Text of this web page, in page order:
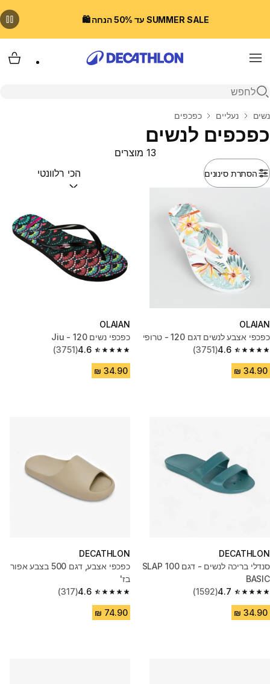
SUMMER SALE עד 50% הנחה 🛍️
Menu
פתיחת חיפוש
בית
נשים נעליים כפכפים
כפכפים לנשים
הסתרת סינונים
13 מוצרים
מיין לפי:(optional)
OLAIAN
כפכפי אצבע לנשים דגם 120 - טרופי
4.6
4.6 out of 5 stars from 3751 reviews
(3751)
OLAIAN
כפכפי נשים 120 - Jiu
4.6
4.6 out of 5 stars from 3751 reviews
(3751)
DECATHLON
סנדלי בריכה לנשים - דגם SLAP 100
BASIC
4.7
4.7 out of 5 stars from 1592 reviews
(1592)
DECATHLON
כפכפי אצבע, דגם 500 בצבע אפור
בז'
4.6
4.6 out of 5 stars from 317 reviews
(317)